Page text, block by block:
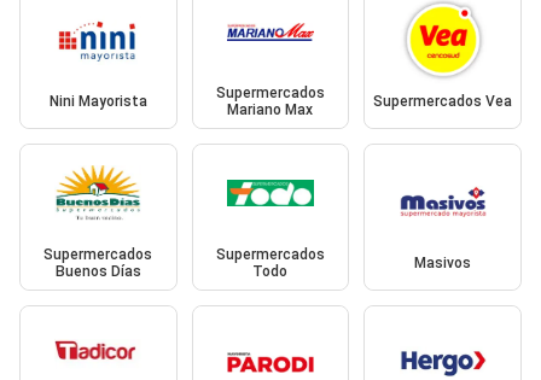
Nini Mayorista
Supermercados
Mariano Max
Supermercados Vea
Supermercados
Buenos Días
Supermercados
Todo
Masivos